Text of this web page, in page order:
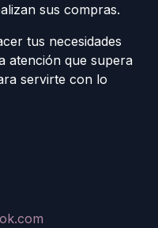
sus compras.
tus necesidades
atención que supera
servirte con lo